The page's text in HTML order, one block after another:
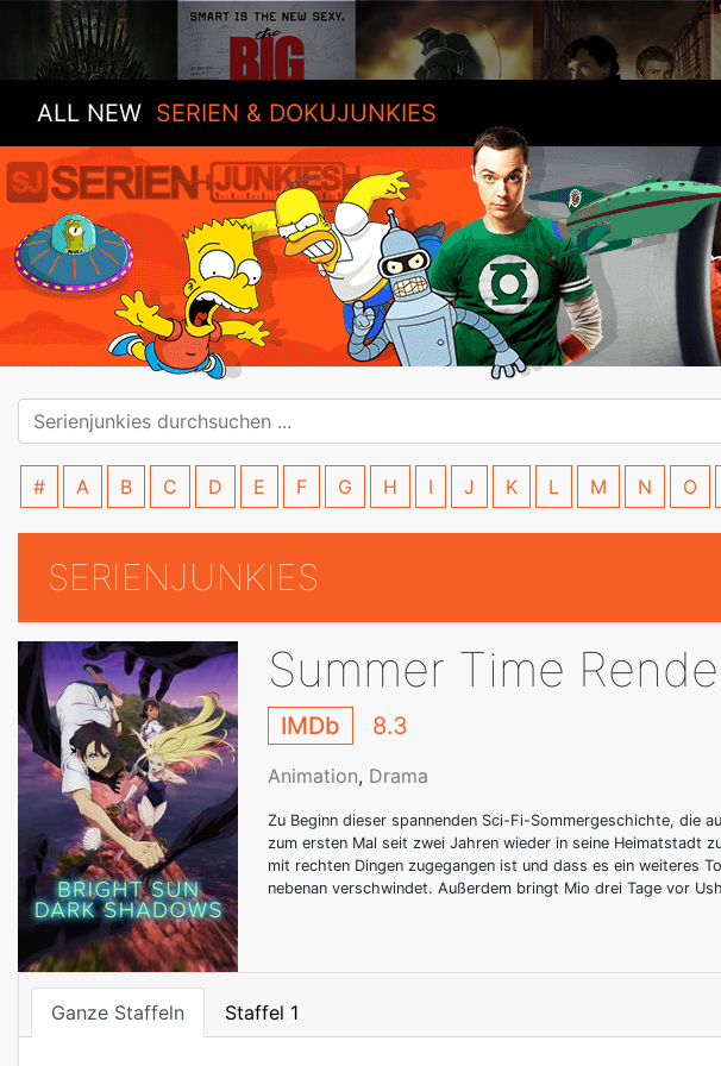
ALL NEW SERIEN & DOKUJUNKIES
# A B C D E F G H I J K L M N O
SERIENJUNKIES
Summer Time
IMDb 8.3
Animation, Drama
Zu Beginn dieser spannenden Sci-Fi-Sommergeschichte, die
zum ersten Mal seit zwei Jahren wieder in seine Heimatstadt
mit rechten Dingen zugegangen ist und dass es ein weiteres
nebenan verschwindet. Außerdem bringt Mio drei Tage vor
Ganze Staffeln Staffel 1